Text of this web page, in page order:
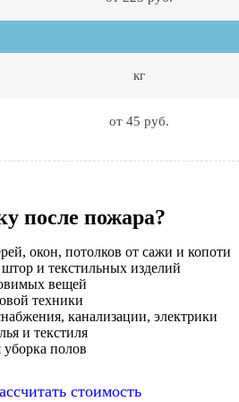
кг
от 45 руб.
после пожара?
окон, потолков от сажи и копоти
и текстильных изделий
вещей
техники
канализации, электрики
и текстиля
полов
стоимость